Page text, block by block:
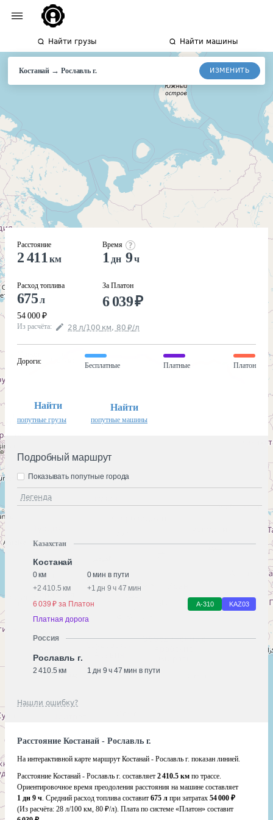
Найти грузы Найти машины
Костанай → Рославльг. ИЗМЕНИТЬ
Расстояние
2 411 км
Расход топлива
675л
54 000 ₽
Время
1 дн 9ч
За Платон
6 039₽
Из расчёта: 28 л/100 км, 80 ₽/л
Дороги:
Бесплатные Платные Платон
Найти
попутные грузы
Найти
попутные машины
Подробный маршрут
Легенда
Показывать попутные города
Казахстан
Костанай
0 км
0 мин в пути
+2 410.5 км +1 дн 9 ч 47 мин
6 039 ₽ за Платон
А-310 KАZ03
Платная дорога
Россия
Рославль г.
2 410.5 км 1 дн 9 ч 47 мин в пути
Нашли ошибку?
Расстояние Костанай - Рославль г.
На интерактивной карте маршрут Костанай - Рославль г. показан линией.
Расстояние Костанай - Рославль г. составляет 2 410.5 км по трассе.
Ориентировочное время преодоления расстояния на машине составляет
1 дн 9 ч. Средний расход топлива составит 675 л при затратах 54 000 ₽
(Из расчёта: 28 л/100 км, 80 ₽/л). Плата по системе «Платон» составит